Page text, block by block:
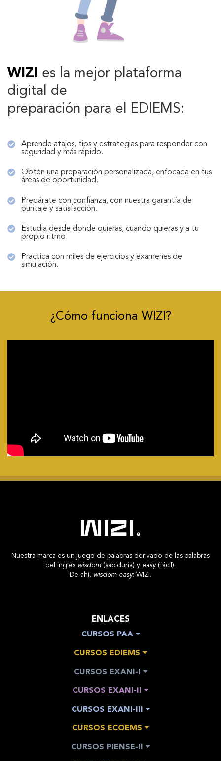
WIZI es la mejor plataforma
digital de
preparación para el EDIEMS:
Aprende atajos, tips y estrategias para responder con
seguridad y más rápido.
Obtén una preparación personalizada, enfocada en tus
áreas de oportunidad.
Prepárate con confianza, con nuestra garantía de
puntaje y satisfacción.
Estudia desde donde quieras, cuando quieras y a tu
propio ritmo.
Practica con miles de ejercicios y exámenes de
simulación.
¿Cómo funciona WIZI?
Nuestra marca es un juego de palabras derivado de las palabras
del inglés wisdom (sabiduría) y easy(fácil).
De ahí, wisdom easy: WIZI.
ENLACES
CURSOS PAA
CURSOS EDIEMS
CURSOS EXANI-I
CURSOS EXANI-II
CURSOS EXANI-III
CURSOS ECOEMS
CURSOS PIENSE-II